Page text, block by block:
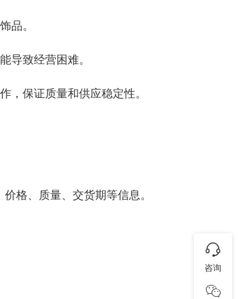
品。
致经营困难。
保证质量和供应稳定性。
格、质量、交货期等信息。
咨询